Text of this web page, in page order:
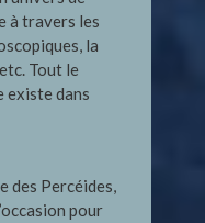
à travers les
la
Tout le
existe dans
des Percéides,
pour